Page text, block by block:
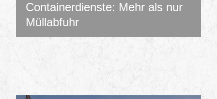
Containerdienste: Mehr als nur
Müllabfuhr